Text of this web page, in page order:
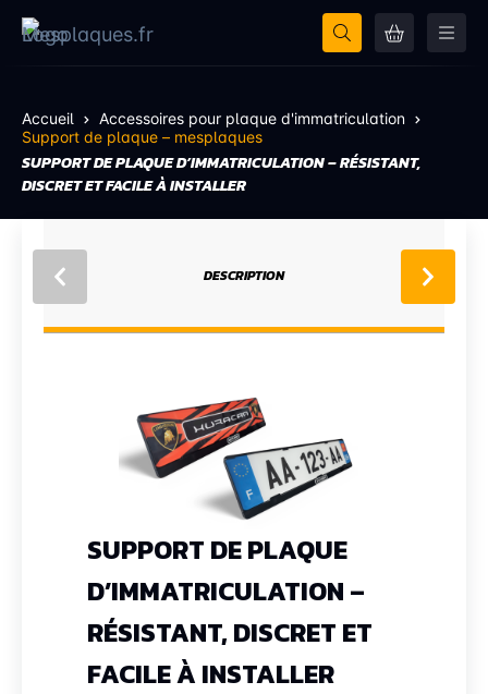
Accueil
Accessoires pour plaque d'immatriculation
Support de plaque – mesplaques
SUPPORT DE PLAQUE D’IMMATRICULATION – RÉSISTANT,
DISCRET ET FACILE À INSTALLER
DESCRIPTION
SUPPORT DE PLAQUE
D’IMMATRICULATION –
RÉSISTANT, DISCRET ET
FACILE À INSTALLER